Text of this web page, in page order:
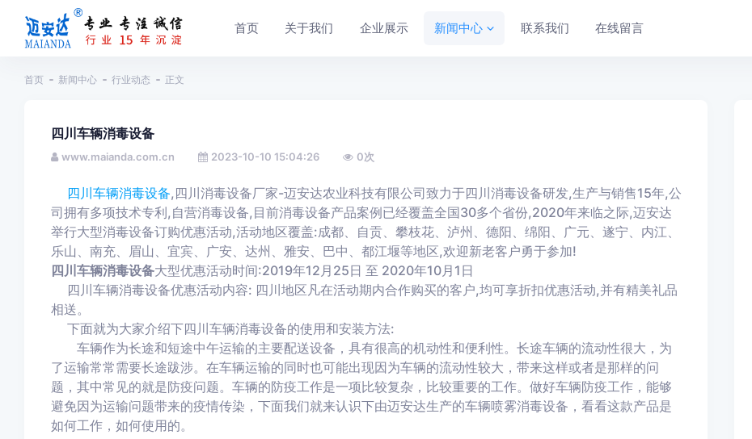
首页 关于我们 企业展示 新闻中心 联系我们 在线留言
首页 新闻中心 行业动态 正文
四川车辆消毒设备
www.maianda.com.cn 2023-10-10 15:04:26 0次
四川车辆消毒设备,四川消毒设备厂家-迈安达农业科技有限公司致力于四川消毒设备研发,生产与销售15年,公
司拥有多项技术专利,自营消毒设备,目前消毒设备产品案例已经覆盖全国30多个省份,2020年来临之际,迈安达
举行大型消毒设备订购优惠活动,活动地区覆盖:成都、自贡、攀枝花、泸州、德阳、绵阳、广元、遂宁、内江、
乐山、南充、眉山、宜宾、广安、达州、雅安、巴中、都江堰等地区,欢迎新老客户勇于参加!
四川车辆消毒设备大型优惠活动时间:2019年12月25日 至 2020年10月1日
四川车辆消毒设备优惠活动内容: 四川地区凡在活动期内合作购买的客户,均可享折扣优惠活动,并有精美礼品
相送。
下面就为大家介绍下四川车辆消毒设备的使用和安装方法:
车辆作为长途和短途中午运输的主要配送设备，具有很高的机动性和便利性。长途车辆的流动性很大，为
了运输常常需要长途跋涉。在车辆运输的同时也可能出现因为车辆的流动性较大，带来这样或者是那样的问
题，其中常见的就是防疫问题。车辆的防疫工作是一项比较复杂，比较重要的工作。做好车辆防疫工作，能够
避免因为运输问题带来的疫情传染，下面我们就来认识下由迈安达生产的车辆喷雾消毒设备，看看这款产品是
如何工作，如何使用的。